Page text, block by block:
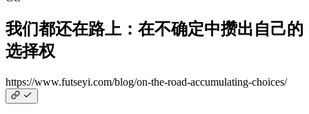
我们都还在路上：在不确定中攒出自己的
选择权
https://www.futseyi.com/blog/on-the-road-accumulating-choices/